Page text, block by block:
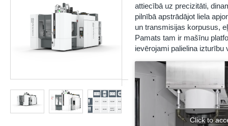
attiecībā uz precizitāti,
pilnībā apstrādājot liela
un transmisijas korpusus,
Pamats tam ir mašīnu
ievērojami palielina
Click to